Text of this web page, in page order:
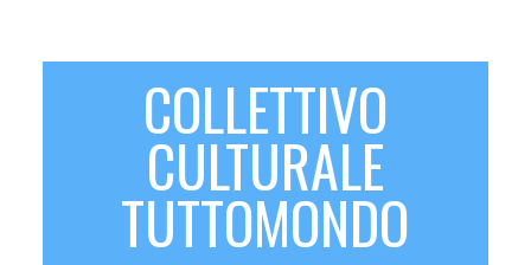
COLLETTIVO
CULTURALE
TUTTOMONDO